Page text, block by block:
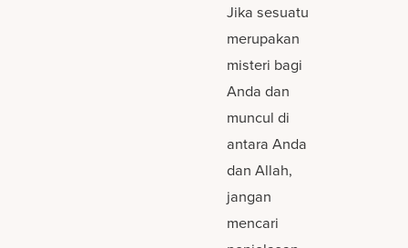
Jika sesuatu
merupakan
misteri bagi
Anda dan
muncul di
antara Anda
dan Allah,
jangan
mencari